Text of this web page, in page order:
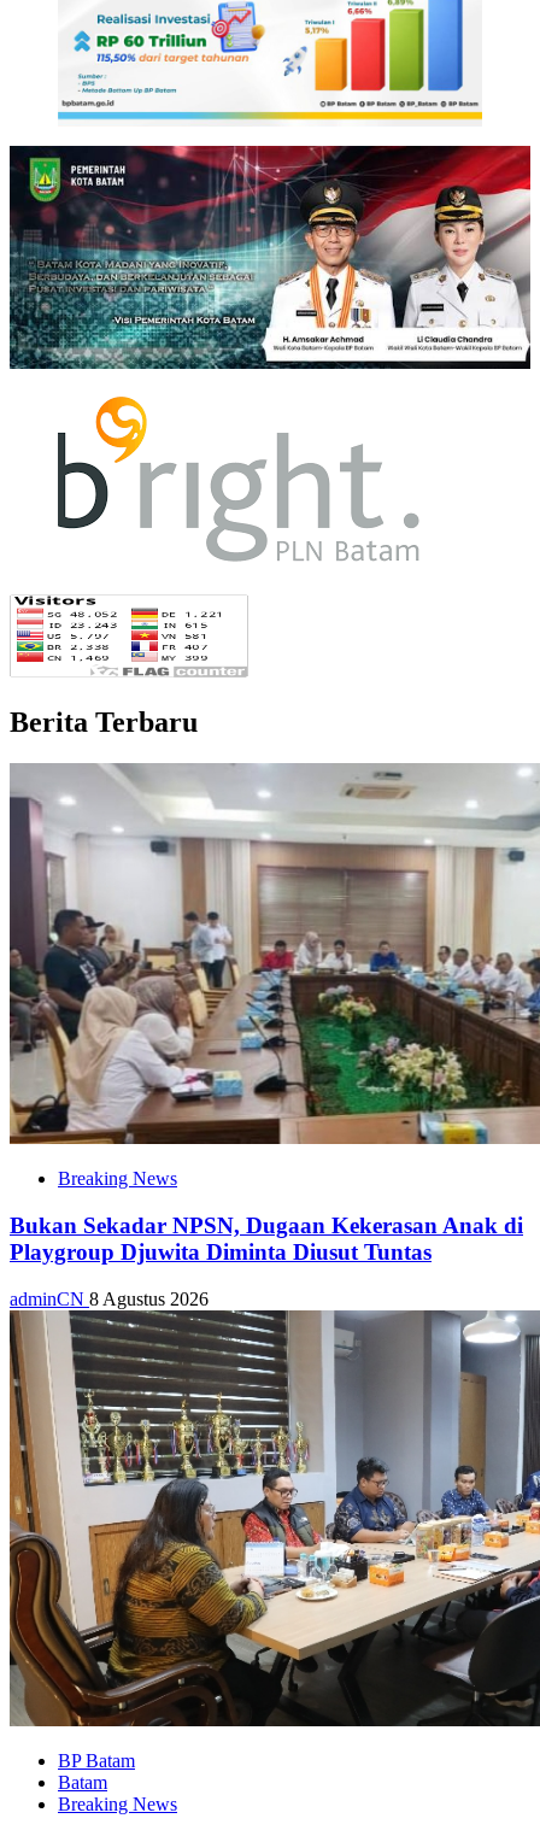
Berita Terbaru
Breaking News
Bukan Sekadar NPSN, Dugaan Kekerasan Anak di
Playgroup Djuwita Diminta Diusut Tuntas
adminCN 8 Agustus 2026
BP Batam
Batam
Breaking News